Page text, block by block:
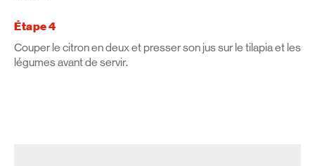
Étape 4
Couper le citron en deux et presser son jus sur le tilapia et les
légumes avant de servir.